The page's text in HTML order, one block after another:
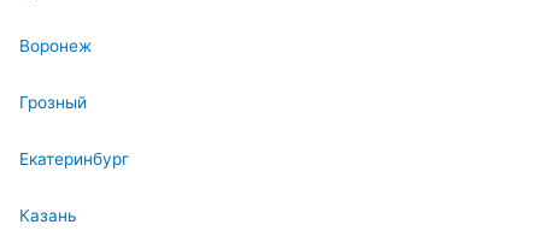
Воронеж
Грозный
Екатеринбург
Казань